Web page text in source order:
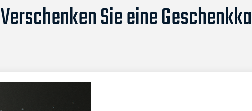
Verschenken Sie eine